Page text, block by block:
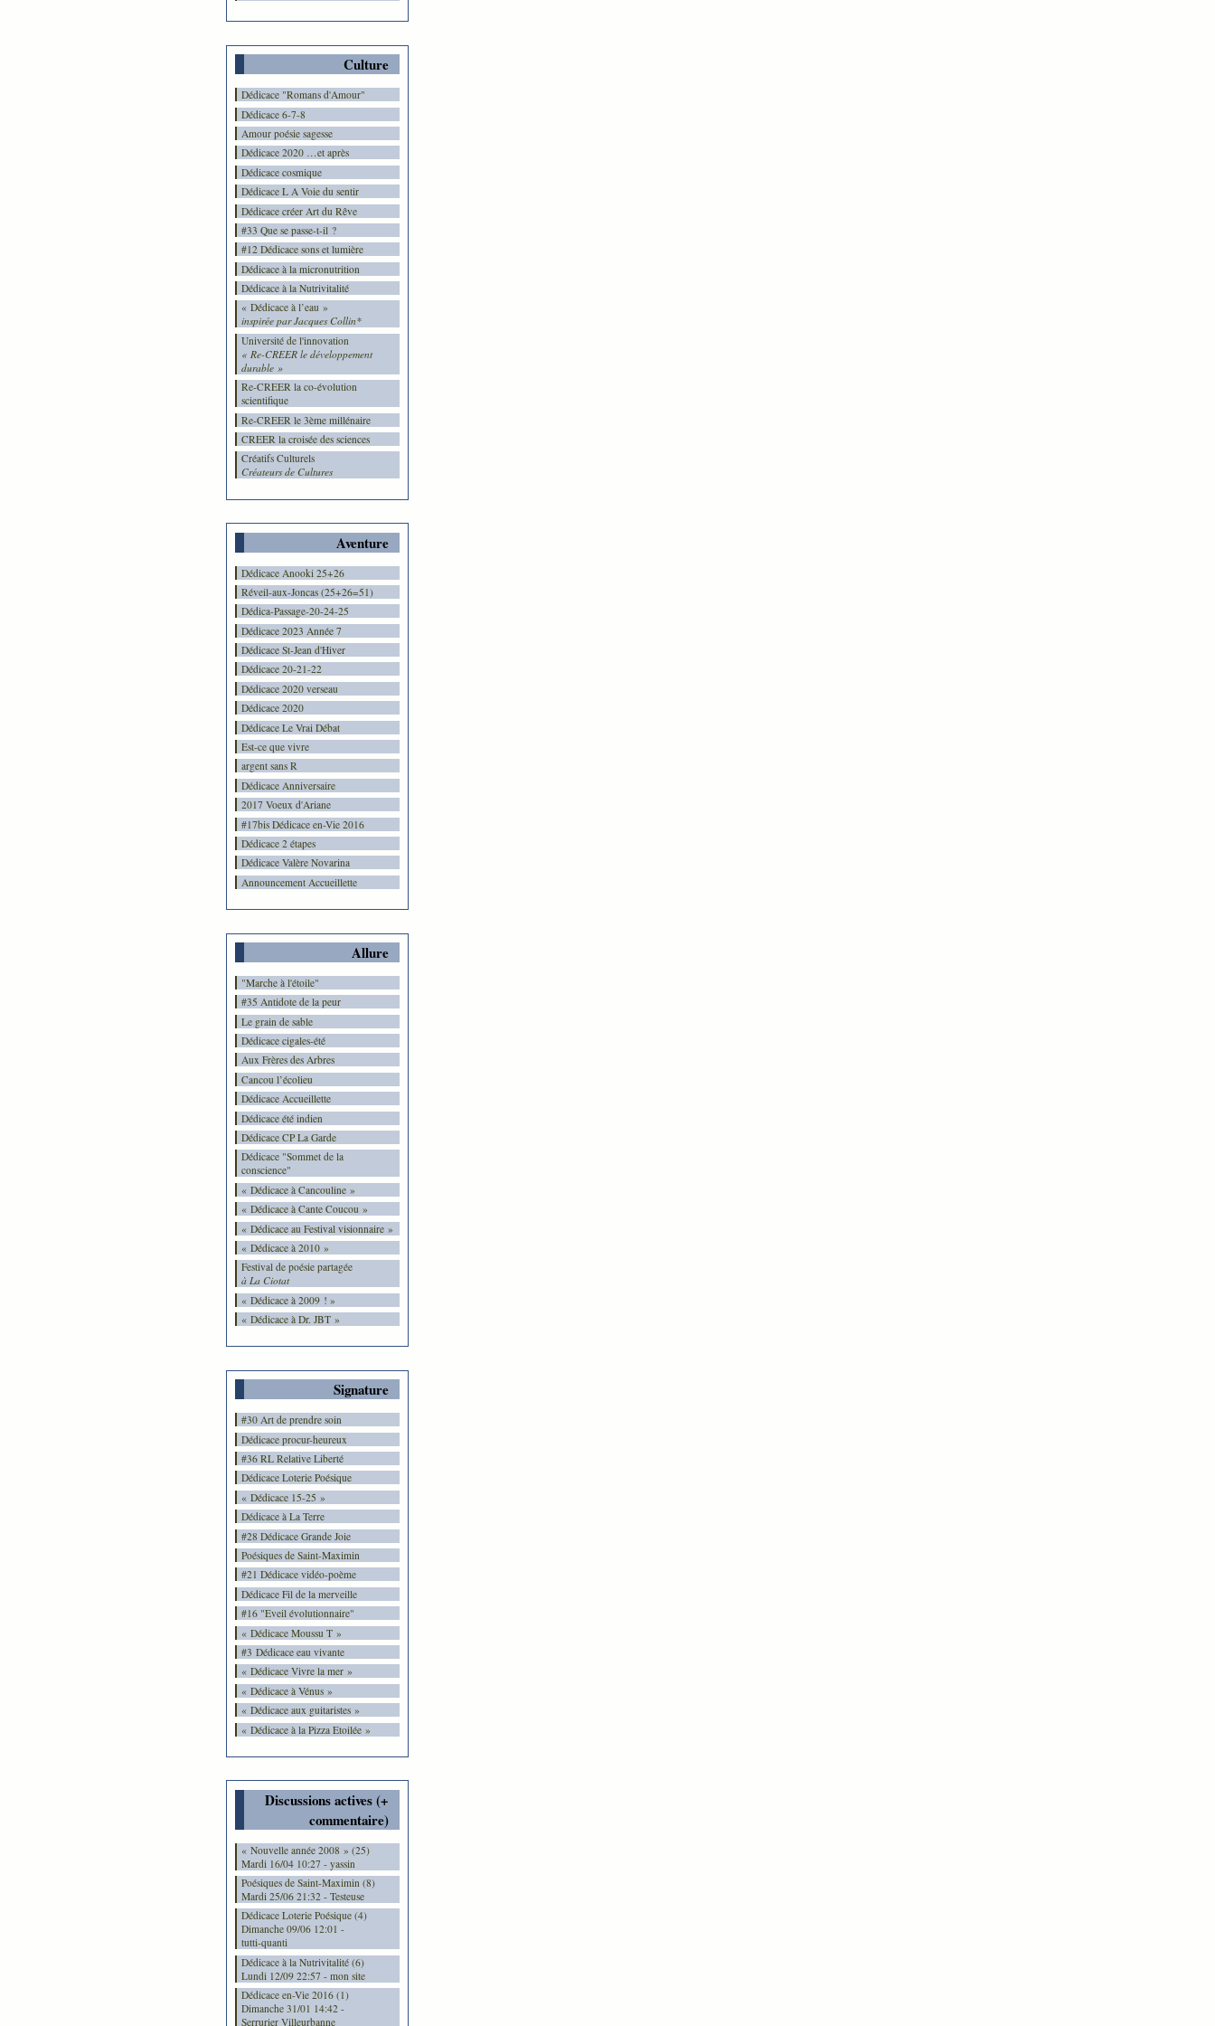
Culture
Dédicace "Romans d'Amour"
Dédicace 6-7-8
Amour poésie sagesse
Dédicace 2020 …et après
Dédicace cosmique
Dédicace L A Voie du sentir
Dédicace créer Art du Rêve
#33 Que se passe-t-il ?
#12 Dédicace sons et lumière
Dédicace à la micronutrition
Dédicace à la Nutrivitalité
« Dédicace à l’eau »
inspirée par Jacques Collin*
Université de l'innovation
« Re-CREER le développement
durable »
Re-CREER la co-évolution
scientifique
Re-CREER le 3ème millénaire
CREER la croisée des sciences
Créatifs Culturels
Créateurs de Cultures
Aventure
Dédicace Anooki 25+26
Réveil-aux-Joncas (25+26=51)
Dédica-Passage-20-24-25
Dédicace 2023 Année 7
Dédicace St-Jean d'Hiver
Dédicace 20-21-22
Dédicace 2020 verseau
Dédicace 2020
Dédicace Le Vrai Débat
Est-ce que vivre
argent sans R
Dédicace Anniversaire
2017 Voeux d'Ariane
#17bis Dédicace en-Vie 2016
Dédicace 2 étapes
Dédicace Valère Novarina
Announcement Accueillette
Allure
"Marche à l'étoile"
#35 Antidote de la peur
Le grain de sable
Dédicace cigales-été
Aux Frères des Arbres
Cancou l’écolieu
Dédicace Accueillette
Dédicace été indien
Dédicace CP La Garde
Dédicace "Sommet de la
conscience"
« Dédicace à Cancouline »
« Dédicace à Cante Coucou »
« Dédicace au Festival visionnaire »
« Dédicace à 2010 »
Festival de poésie partagée
à La Ciotat
« Dédicace à 2009 ! »
« Dédicace à Dr. JBT »
Signature
#30 Art de prendre soin
Dédicace procur-heureux
#36 RL Relative Liberté
Dédicace Loterie Poésique
« Dédicace 15-25 »
Dédicace à La Terre
#28 Dédicace Grande Joie
Poésiques de Saint-Maximin
#21 Dédicace vidéo-poème
Dédicace Fil de la merveille
#16 "Eveil évolutionnaire"
« Dédicace Moussu T »
#3 Dédicace eau vivante
« Dédicace Vivre la mer »
« Dédicace à Vénus »
« Dédicace aux guitaristes »
« Dédicace à la Pizza Etoilée »
Discussions actives (+
commentaire)
« Nouvelle année 2008 » (25)
Mardi 16/04 10:27 - yassin
Poésiques de Saint-Maximin (8)
Mardi 25/06 21:32 - Testeuse
Dédicace Loterie Poésique (4)
Dimanche 09/06 12:01 -
tutti-quanti
Dédicace à la Nutrivitalité (6)
Lundi 12/09 22:57 - mon site
Dédicace en-Vie 2016 (1)
Dimanche 31/01 14:42 -
Serrurier Villeurbanne